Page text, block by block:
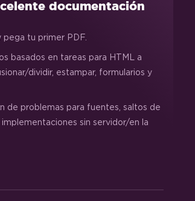
documentación
pega tu primer PDF.
basados en tareas para HTML a
dividir, estampar, formularios y
de problemas para fuentes, saltos de
implementaciones sin servidor/en la